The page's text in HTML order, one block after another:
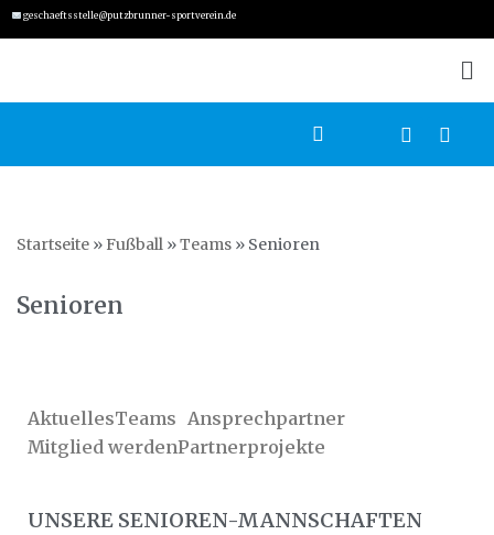
springen
geschaeftsstelle@putzbrunner-sportverein.de
Startseite » Fußball »Teams » Senioren
Senioren
AktuellesTeams Ansprechpartner
Mitglied werdenPartnerprojekte
UNSERE SENIOREN-MANNSCHAFTEN